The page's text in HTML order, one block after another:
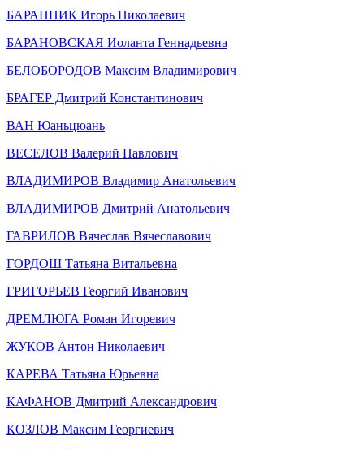
БАРАННИК Игорь Николаевич
БАРАНОВСКАЯ Иоланта Геннадьевна
БЕЛОБОРОДОВ Максим Владимирович
БРАГЕР Дмитрий Константинович
ВАН Юаньцюань
ВЕСЕЛОВ Валерий Павлович
ВЛАДИМИРОВ Владимир Анатольевич
ВЛАДИМИРОВ Дмитрий Анатольевич
ГАВРИЛОВ Вячеслав Вячеславович
ГОРДОШ Татьяна Витальевна
ГРИГОРЬЕВ Георгий Иванович
ДРЕМЛЮГА Роман Игоревич
ЖУКОВ Антон Николаевич
КАРЕВА Татьяна Юрьевна
КАФАНОВ Дмитрий Александрович
КОЗЛОВ Максим Георгиевич